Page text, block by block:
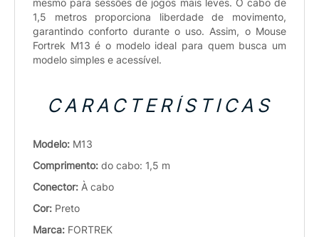
mesmo para sessões de jogos mais leves. O cabo de
1,5 metros proporciona liberdade de movimento,
garantindo conforto durante o uso. Assim, o Mouse
Fortrek M13 é o modelo ideal para quem busca um
modelo simples e acessível.
CARACTERÍSTICAS
Modelo: M13
Comprimento: do cabo: 1,5 m
Conector: À cabo
Cor: Preto
Marca: FORTREK